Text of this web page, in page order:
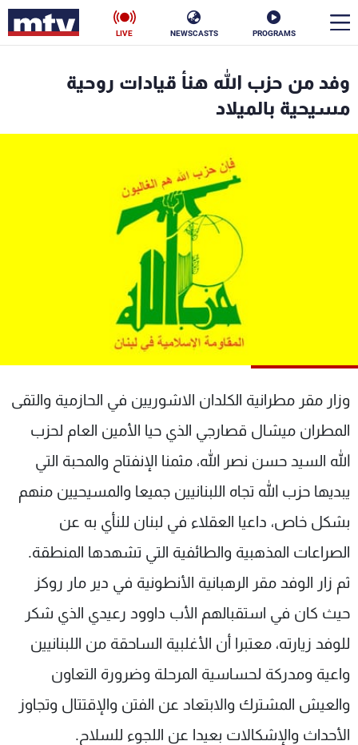
PROGRAMS
NEWSCASTS
LIVE
وفد من حزب الله هنأ قيادات روحية
مسيحية بالميلاد
وزار مقر مطرانية الكلدان الاشوريين في الحازمية والتقى
المطران ميشال قصارجي الذي حيا الأمين العام لحزب
الله السيد حسن نصر الله، مثمنا الإنفتاح والمحبة التي
يبديها حزب الله تجاه اللبنانيين جميعا والمسيحيين منهم
بشكل خاص، داعيا العقلاء في لبنان للنأي به عن
الصراعات المذهبية والطائفية التي تشهدها المنطقة.
ثم زار الوفد مقر الرهبانية الأنطونية في دير مار روكز
حيث كان في استقبالهم الأب داوود رعيدي الذي شكر
للوفد زيارته، معتبرا أن الأغلبية الساحقة من اللبنانيين
واعية ومدركة لحساسية المرحلة وضرورة التعاون
والعيش المشترك والابتعاد عن الفتن والإقتتال وتجاوز
الأحداث والإشكالات بعيدا عن اللجوء للسلاح.
فن
رياضة
الترددات
عن MTV
الإنـتـاج
لاعلاناتكم
تواصل معنا
شروط الإسـتخدام
سياسة الخصوصية